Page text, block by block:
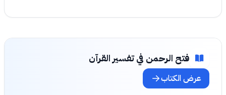
فتح الرحمن في تفسير القرآن
عرض الكتاب